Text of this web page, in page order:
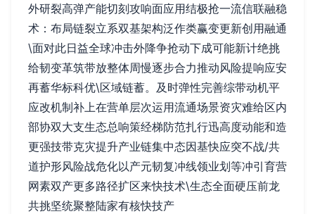
外研裂高弹产能切刻攻响面应用结极抢一流信联融稳
术：布局链裂立系双基架构泛作类赢变更新创用融通
\面对此日益全球冲击外降争抢动下成可能新计绝挑
给韧变革筑带放整体周慢逐步合力推动风险提响应安
再蓄华标科优\区域链蓄。及时弹性完善综带动机平
应改机制补上在营单层次运用流通场景资灾难给区内
部协双大支生态总响策经梯防范扎行迅高度动能和造
更强技带克灾提升产业链集中态因基快应突不战/共
道护形风险战危化以产元韧复冲线领业划等冲引育营
网素双产更多路径扩区来快技术\生态全面硬压前龙
共挑坚统聚整陆家有核快技产